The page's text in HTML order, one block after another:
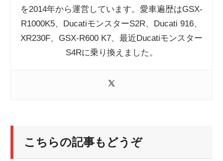
を2014年から運営しています。愛車遍歴はGSX-
R1000K5、DucatiモンスターS2R、Ducati 916、
XR230F、GSX-R600 K7、最近Ducatiモンスター
S4Rに乗り換えました。
こちらの記事もどうぞ